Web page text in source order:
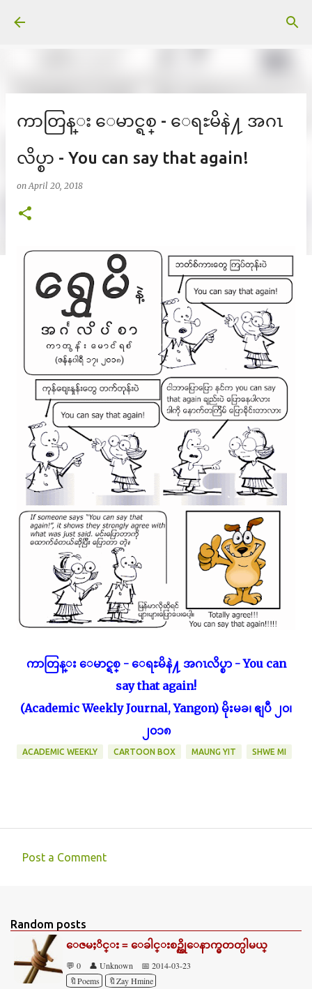
ကာတြန္း ေမာင္ရစ္ - ေရႊမိနဲ႔ အဂၤ
လိပ္စာ - You can say that again!
onApril 20, 2018
ကာတြန္း ေမာင္ရစ္ - ေရႊမိနဲ႔ အဂၤလိပ္စာ - You can
say that again!
(Academic Weekly Journal, Yangon) မိုးမခ၊ ဧျပီ ၂၀၊
၂၀၁၈
ACADEMIC WEEKLY CARTOON BOX MAUNG YIT SHWE MI
m
n
Post a Comment
Random posts
ေဇမႈိင္း = ေခါင္းစဥ္ကိုေနာက္မွတတ္ပါမယ္
💬 0 👤 Unknown
📅 2014-03-23
🔖Poems
🔖Zay Hmine